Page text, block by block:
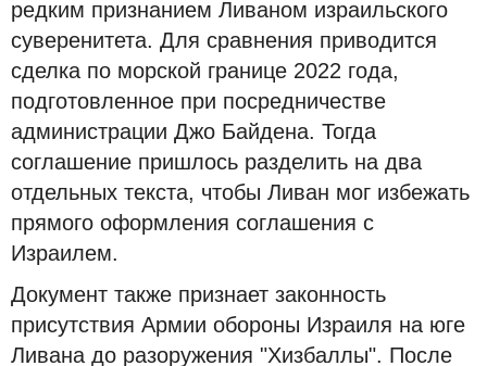
редким признанием Ливаном израильского
суверенитета. Для сравнения приводится
сделка по морской границе 2022 года,
подготовленное при посредничестве
администрации Джо Байдена. Тогда
соглашение пришлось разделить на два
отдельных текста, чтобы Ливан мог избежать
прямого оформления соглашения с
Израилем.
Документ также признает законность
присутствия Армии обороны Израиля на юге
Ливана до разоружения "Хизбаллы". После